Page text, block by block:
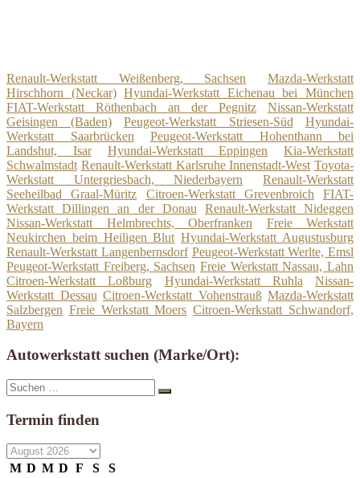
Renault-Werkstatt Weißenberg, Sachsen
Mazda-Werkstatt
Hirschhorn (Neckar) Hyundai-Werkstatt Eichenau bei München
FIAT-Werkstatt Röthenbach an der Pegnitz
Nissan-Werkstatt
Geisingen (Baden)
Peugeot-Werkstatt Striesen-Süd
Hyundai-
Werkstatt Saarbrücken
Peugeot-Werkstatt Hohenthann bei
Landshut, Isar
Hyundai-Werkstatt Eppingen
Kia-Werkstatt
Schwalmstadt Renault-Werkstatt Karlsruhe Innenstadt-West Toyota-
Werkstatt Untergriesbach, Niederbayern
Renault-Werkstatt
Seeheilbad Graal-Müritz
Citroen-Werkstatt Grevenbroich
FIAT-
Werkstatt Dillingen an der Donau
Renault-Werkstatt Nideggen
Nissan-Werkstatt Helmbrechts, Oberfranken
Freie Werkstatt
Neukirchen beim Heiligen Blut Hyundai-Werkstatt Augustusburg
Renault-Werkstatt Langenbernsdorf Peugeot-Werkstatt Werlte, Emsl
Peugeot-Werkstatt Freiberg, Sachsen Freie Werkstatt Nassau, Lahn
Citroen-Werkstatt Loßburg
Hyundai-Werkstatt Ruhla
Nissan-
Werkstatt Dessau Citroen-Werkstatt Vohenstrauß Mazda-Werkstatt
Salzbergen Freie Werkstatt Moers Citroen-Werkstatt Schwandorf,
Bayern
Autowerkstatt suchen (Marke/Ort):
Suche
nach:
Suchen
Termin finden
M D M D F S
S